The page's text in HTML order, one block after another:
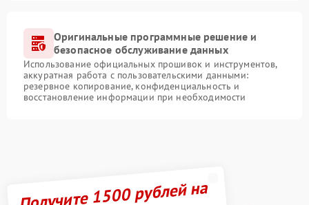
Оригинальные программные решение и
безопасное обслуживание данных
Использование официальных прошивок и инструментов,
аккуратная работа с пользовательскими данными:
резервное копирование, конфиденциальность и
восстановление информации при необходимости
Получите 1500 рублей на